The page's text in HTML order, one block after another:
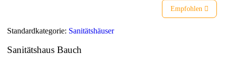
Empfohlen
Standardkategorie: Sanitätshäuser
Sanitätshaus Bauch